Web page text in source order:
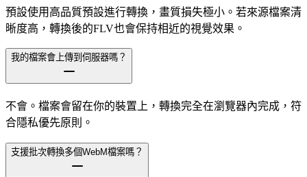
預設使用高品質預設進行轉換，畫質損失極小。若來源檔案清
晰度高，轉換後的FLV也會保持相近的視覺效果。
我的檔案會上傳到伺服器嗎？
不會。檔案會留在你的裝置上，轉換完全在瀏覽器內完成，符
合隱私優先原則。
支援批次轉換多個WebM檔案嗎？